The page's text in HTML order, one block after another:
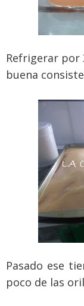
Refrigerar por
buena
Pasado ese
poco de las